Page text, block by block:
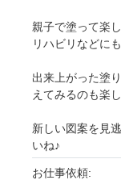
親子で塗って楽
リハビリなどに
出来上がった塗
えてみるのも楽し
新しい図案を見
いね♪
お仕事依頼: